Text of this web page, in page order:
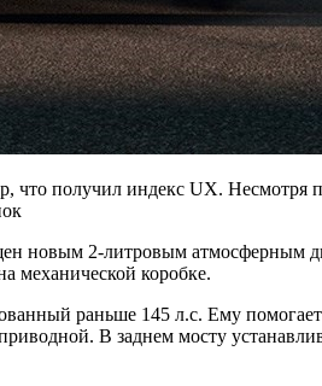
получил индекс UX. Несмотря
новым 2-литровым атмосферным
механической коробке.
раньше 145 л.с. Ему
В заднем мосту